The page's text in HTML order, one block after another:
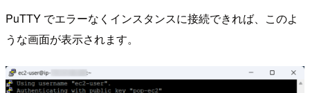
PuTTY でエラーなくインスタンスに接続できれば、このよ
うな画面が表示されます。